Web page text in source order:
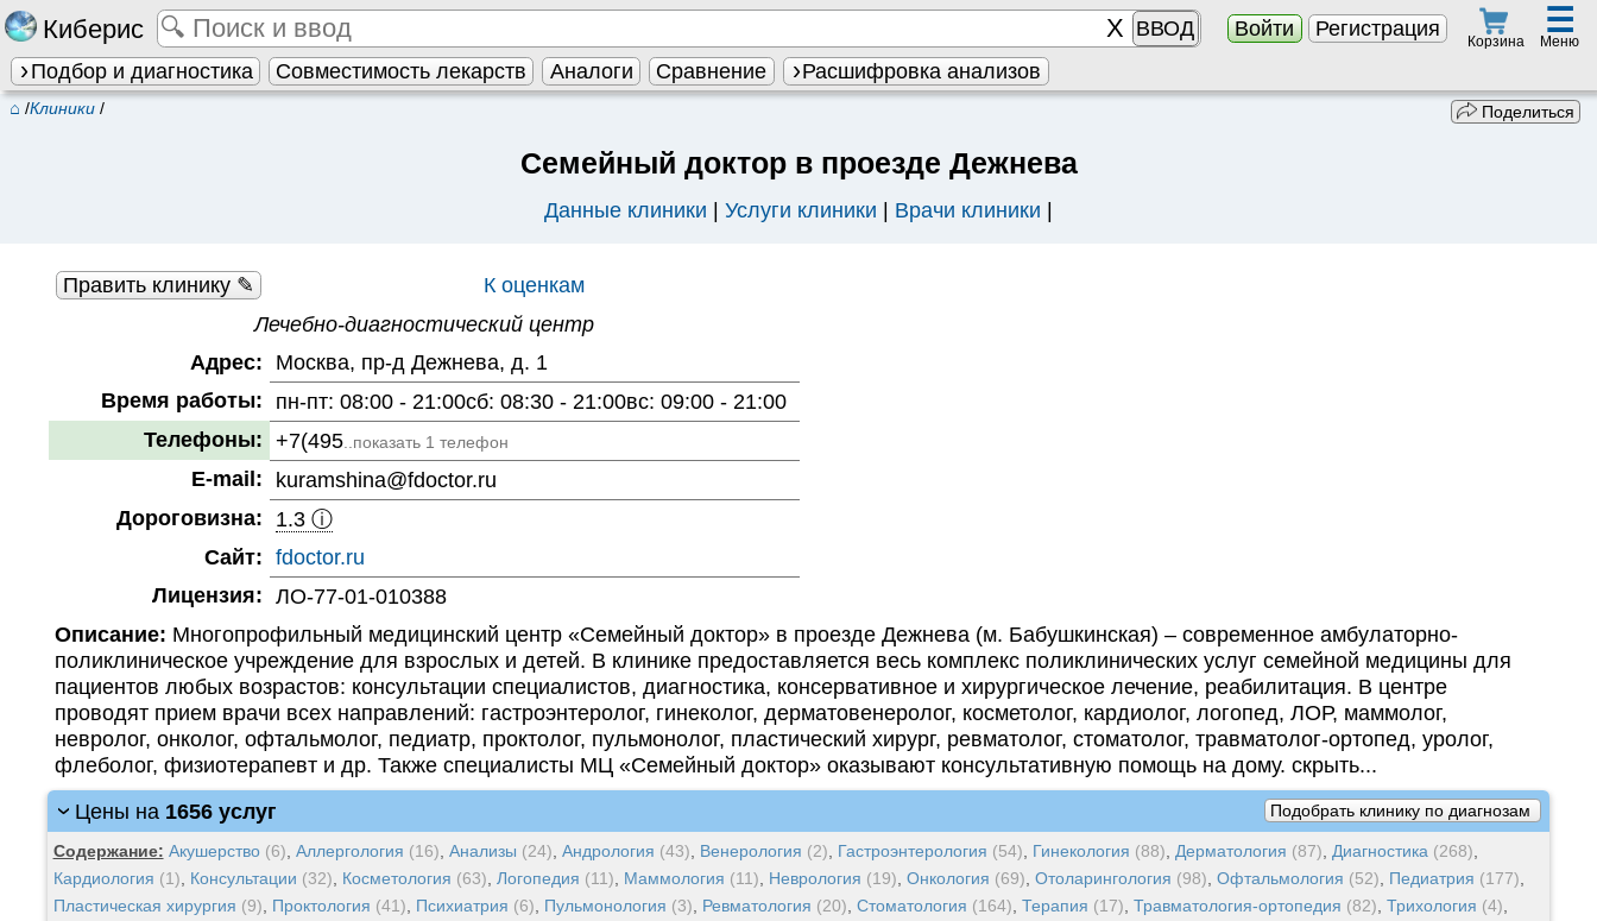
Киберис ВВОД Войти Регистрация
Корзина
☰
Меню
Подбор и диагностика Совместимость лекарств Аналоги Сравнение Расшифровка анализов
⌂ /Клиники/ Поделиться
Семейный доктор в проезде Дежнева
Данные клиники | Услуги клиники | Врачи клиники |
Править клинику ✎
К оценкам
Лечебно-диагностический центр
Адрес:
Москва, пр-д Дежнева, д. 1
Время работы:
пн-пт: 08:00 - 21:00сб: 08:30 - 21:00вс: 09:00 - 21:00
Телефоны: +7(495..показать 1 телефон
E-mail:
kuramshina@fdoctor.ru
Дороговизна:
1.3 ⓘ
Сайт: fdoctor.ru
Лицензия: ЛО-77-01-010388
Описание: Многопрофильный медицинский центр «Семейный доктор» в проезде Дежнева (м. Бабушкинская) – современное амбулаторно-
поликлиническое учреждение для взрослых и детей. В клинике предоставляется весь комплекс поликлинических услуг семейной медицины для
пациентов любых возрастов: консультации специалистов, диагностика, консервативное и хирургическое лечение, реабилитация. В центре
проводят прием врачи всех направлений: гастроэнтеролог, гинеколог, дерматовенеролог, косметолог, кардиолог, логопед, ЛОР, маммолог,
невролог, онколог, офтальмолог, педиатр, проктолог, пульмонолог, пластический хирург, ревматолог, стоматолог, травматолог-ортопед, уролог,
флеболог, физиотерапевт и др. Также специалисты МЦ «Семейный доктор» оказывают консультативную помощь на дому. скрыть...
Цены на 1656 услуг Подобрать клинику по диагнозам
Содержание: Акушерство (6) Аллергология (16) Анализы (24) Андрология (43) Венерология (2) Гастроэнтерология (54) Гинекология (88) Дерматология (87) Диагностика (268)
Кардиология (1) Консультации (32) Косметология (63) Логопедия (11) Маммология (11) Неврология (19) Онкология (69) Отоларингология (98) Офтальмология (52) Педиатрия (177)
Пластическая хирургия (9) Проктология (41) Психиатрия (6) Пульмонология (3) Ревматология (20) Стоматология (164) Терапия (17) Травматология-ортопедия (82) Трихология (4)